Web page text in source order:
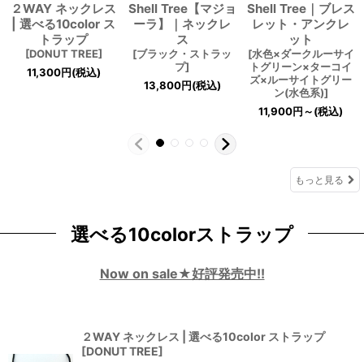
２WAY ネックレス
| 選べる10color ス
トラップ
[DONUT TREE]
11,300円(税込)
Shell Tree【マジョ
ーラ】｜ネックレ
ス
[ブラック・ストラッ
プ]
13,800円(税込)
Shell Tree｜ブレス
レット・アンクレ
ット
[水色×ダークルーサイ
トグリーン×ターコイ
ズ×ルーサイトグリー
ン(水色系)]
11,900円～(税込)
もっと見る
選べる10colorストラップ
Now on sale★好評発売中!!
２WAY ネックレス | 選べる10color ストラップ
[DONUT TREE]